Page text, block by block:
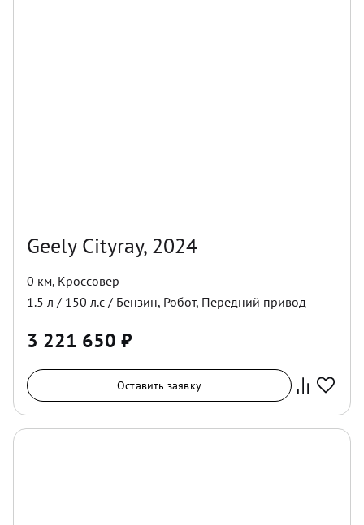
Geely Cityray, 2024
0 км, Кроссовер
1.5 л / 150 л.с / Бензин, Робот, Передний привод
3 221 650 ₽
Оставить заявку